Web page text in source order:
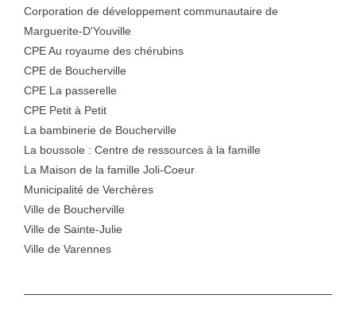
Corporation de développement communautaire de
Marguerite-D'Youville
CPE Au royaume des chérubins
CPE de Boucherville
CPE La passerelle
CPE Petit à Petit
La bambinerie de Boucherville
La boussole : Centre de ressources à la famille
La Maison de la famille Joli-Coeur
Municipalité de Verchères
Ville de Boucherville
Ville de Sainte-Julie
Ville de Varennes